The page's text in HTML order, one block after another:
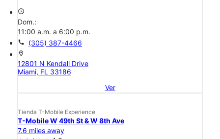
access_time
Dom.:
11:00 a.m. a 6:00 p.m.
call (305) 387-4466
location_on
12801 N Kendall Drive
Miami, FL 33186
Ver
Tienda T-Mobile Experience
T-Mobile W 49th St & W 8th Ave
7.6 miles away